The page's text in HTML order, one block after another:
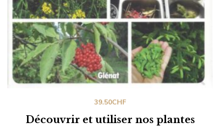
Découvrir et utiliser nos plantes
39.50CHF